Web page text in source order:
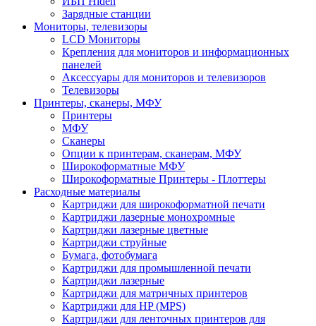
Зарядные станции
Мониторы, телевизоры
LCD Мониторы
Крепления для мониторов и информационных
панелей
Аксессуары для мониторов и телевизоров
Телевизоры
Принтеры, сканеры, МФУ
Принтеры
МФУ
Сканеры
Опции к принтерам, сканерам, МФУ
Широкоформатные МФУ
Широкоформатные Принтеры - Плоттеры
Расходные материалы
Картриджи для широкоформатной печати
Картриджи лазерные монохромные
Картриджи лазерные цветные
Картриджи струйные
Бумага, фотобумага
Картриджи для промышленной печати
Картриджи лазерные
Картриджи для матричных принтеров
Картриджи для HP (MPS)
Картриджи для ленточных принтеров для